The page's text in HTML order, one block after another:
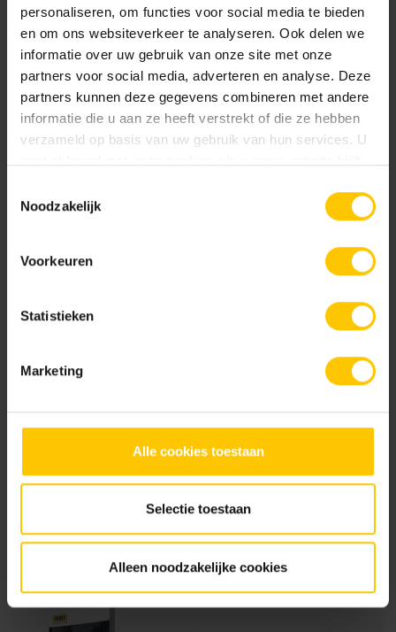
personaliseren, om functies voor social media te bieden
en om ons websiteverkeer te analyseren. Ook delen we
informatie over uw gebruik van onze site met onze
partners voor social media, adverteren en analyse. Deze
partners kunnen deze gegevens combineren met andere
informatie die u aan ze heeft verstrekt of die ze hebben
verzameld op basis van uw gebruik van hun services. U
Noodzakelijk
Voorkeuren
Statistieken
Marketing
Alle cookies toestaan
Selectie toestaan
Alleen noodzakelijke cookies
Edel Donkergrijs Edel Geel
Edel Grijs Edel Groen
Edel Heidemangaan Edel Rood
Documentatie
NL-BSB-certificaat vooraf vervaardigde elementen van beton
GeoColor Excellent
GeoColor Prestige
NL-BSB-certificaat vooraf vervaardigde elementen van beton (Aalst) K20305